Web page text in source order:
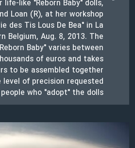
like "Reborn Baby" dolls,
Loan (R), at her workshop
des Tis Lous De Bea" in La
Belgium, Aug. 8, 2013. The
Baby" varies between
of euros and takes
to be assembled together
level of precision requested
who "adopt" the dolls.